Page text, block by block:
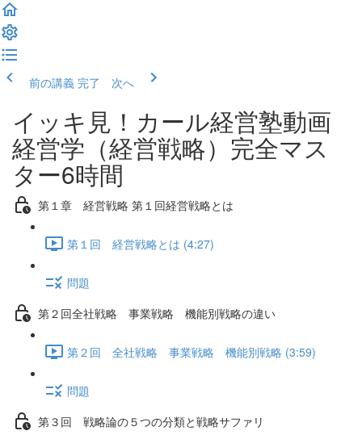
前の講義 完了 次へ
イッキ見！カール経営塾動画
経営学（経営戦略）完全マス
ター6時間
第１章 経営戦略 第１回経営戦略とは
第１回 経営戦略とは (4:27)
問題
第２回全社戦略 事業戦略 機能別戦略の違い
第２回 全社戦略 事業戦略 機能別戦略 (3:59)
問題
第３回 戦略論の５つの分類と戦略サファリ